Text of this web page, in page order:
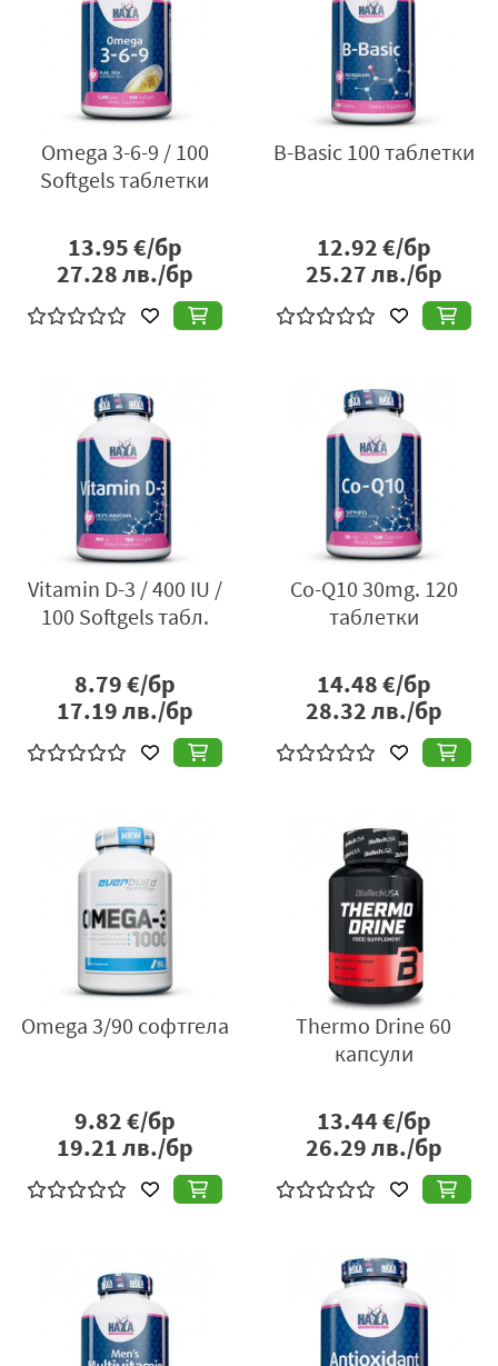
Omega 3-6-9 / 100
Softgels таблетки
13.95€/бр
27.28лв./бр
B-Basic 100 таблетки
12.92€/бр
25.27лв./бр
Vitamin D-3 / 400 IU /
100 Softgels табл.
8.79€/бр
17.19лв./бр
Co-Q10 30mg. 120
таблетки
14.48€/бр
28.32лв./бр
Omega 3/90 софтгела
9.82€/бр
19.21лв./бр
Thermo Drine 60
капсули
13.44€/бр
26.29лв./бр